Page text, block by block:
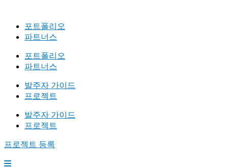
포트폴리오
파트너스
포트폴리오
파트너스
발주자 가이드
프로젝트
발주자 가이드
프로젝트
프로젝트 등록